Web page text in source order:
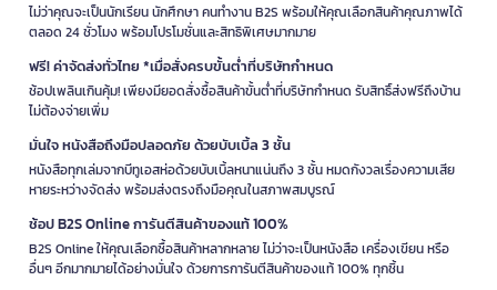
ไม่ว่าคุณจะเป็นนักเรียน นักศึกษา คนทำงาน B2S พร้อมให้คุณเลือกสินค้าคุณภาพได้
ตลอด 24 ชั่วโมง พร้อมโปรโมชั่นและสิทธิพิเศษมากมาย
ฟรี! ค่าจัดส่งทั่วไทย *เมื่อสั่งครบขั้นต่ำที่บริษัทกำหนด
ช้อปเพลินเกินคุ้ม! เพียงมียอดสั่งซื้อสินค้าขั้นต่ำที่บริษัทกำหนด รับสิทธิ์ส่งฟรีถึงบ้าน
ไม่ต้องจ่ายเพิ่ม
มั่นใจ หนังสือถึงมือปลอดภัย ด้วยบับเบิ้ล 3 ชั้น
หนังสือทุกเล่มจากบีทูเอสห่อด้วยบับเบิ้ลหนาแน่นถึง 3 ชั้น หมดกังวลเรื่องความเสีย
หายระหว่างจัดส่ง พร้อมส่งตรงถึงมือคุณในสภาพสมบูรณ์
ช้อป B2S Online การันตีสินค้าของแท้ 100%
B2S Online ให้คุณเลือกซื้อสินค้าหลากหลาย ไม่ว่าจะเป็นหนังสือ เครื่องเขียน หรือ
อื่นๆ อีกมากมายได้อย่างมั่นใจ ด้วยการการันตีสินค้าของแท้ 100% ทุกชิ้น